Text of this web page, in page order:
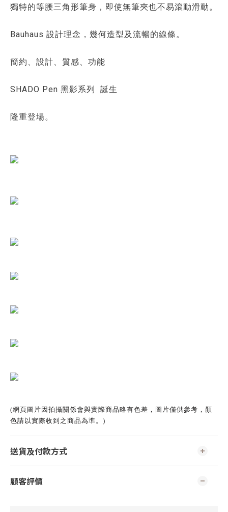
獨特的等腰三角形筆身，即使無筆夾也不易滾動滑動。
Bauhaus 設計理念，幾何造型及流暢的線條。
簡約、設計、質感、功能
SHADO Pen 黑影系列 誕生
隆重登場。
(網頁圖片因拍攝關係會與實際商品略有色差，圖片僅供參考，顏
色請以實際收到之商品為準。)
送貨及付款方式
顧客評價